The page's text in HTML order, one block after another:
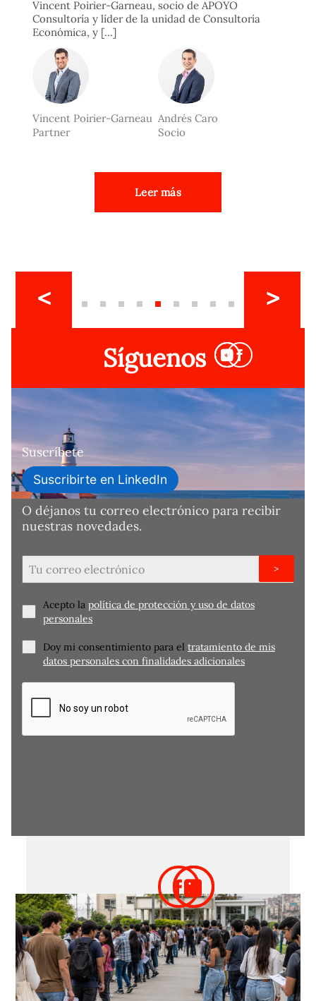
Vincent Poirier-Garneau, socio de APOYO
Consultoría y líder de la unidad de Consultoría
Económica, y [...]
Vincent Poirier-Garneau
Partner
Andrés Caro
Socio
Leer más
Síguenos
Suscríbete
Suscribirte en LinkedIn
O déjanos tu correo electrónico para recibir
nuestras novedades.
Acepto la política de protección y uso de datos
personales
Doy mi consentimiento para el tratamiento de mis
datos personales con finalidades adicionales
>